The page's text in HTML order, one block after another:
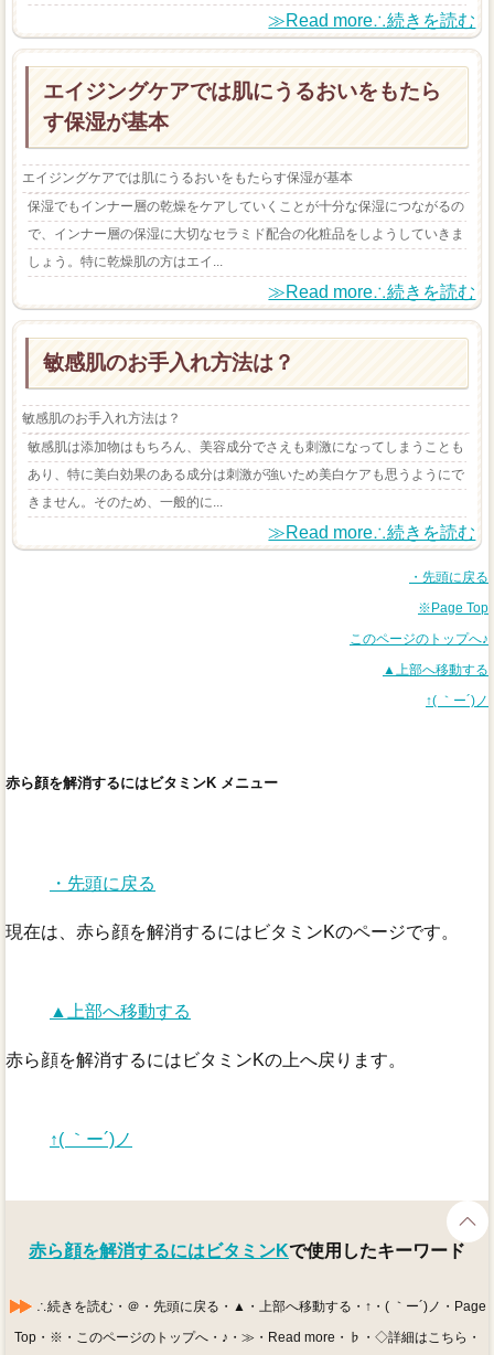
≫Read more∴続きを読む
エイジングケアでは肌にうるおいをもたら
す保湿が基本
エイジングケアでは肌にうるおいをもたらす保湿が基本
保湿でもインナー層の乾燥をケアしていくことが十分な保湿につながるの
で、インナー層の保湿に大切なセラミド配合の化粧品をしようしていきま
しょう。特に乾燥肌の方はエイ...
≫Read more∴続きを読む
敏感肌のお手入れ方法は？
敏感肌のお手入れ方法は？
敏感肌は添加物はもちろん、美容成分でさえも刺激になってしまうことも
あり、特に美白効果のある成分は刺激が強いため美白ケアも思うようにで
きません。そのため、一般的に...
≫Read more∴続きを読む
・先頭に戻る
※Page Top
このページのトップへ♪
▲上部へ移動する
↑( ｀ー´)ノ
赤ら顔を解消するにはビタミンK メニュー
・先頭に戻る
現在は、赤ら顔を解消するにはビタミンKのページです。
▲上部へ移動する
赤ら顔を解消するにはビタミンKの上へ戻ります。
↑( ｀ー´)ノ
赤ら顔を解消するにはビタミンKで使用したキーワード
∴続きを読む・＠・先頭に戻る・▲・上部へ移動する・↑・( ｀ー´)ノ・Page
Top・※・このページのトップへ・♪・≫・Read more・♭・◇詳細はこちら・